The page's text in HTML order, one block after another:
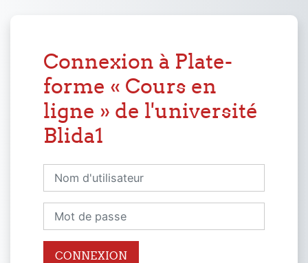
Connexion à Plate-
forme « Cours en
ligne » de l'université
Blida1
Nom d'utilisateur
Mot de passe
CONNEXION